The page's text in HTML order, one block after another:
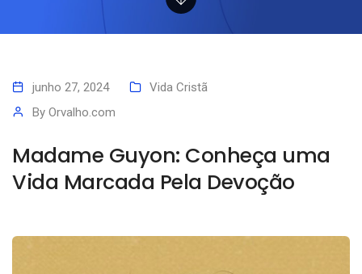
junho 27, 2024
Vida Cristã
By Orvalho.com
Madame Guyon: Conheça uma
Vida Marcada Pela Devoção